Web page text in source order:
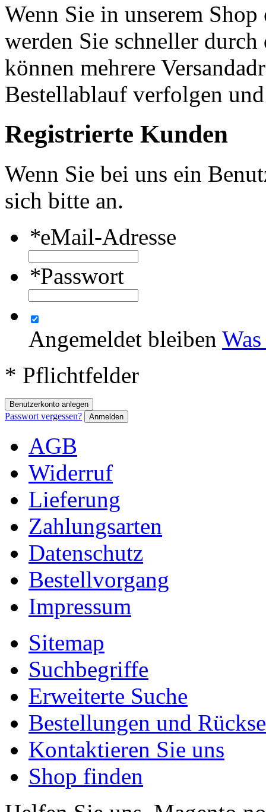
Wenn Sie in unserem
werden Sie schneller
können mehrere
Bestellablauf verfolgen
Registrierte Kunden
Wenn Sie bei uns ein
sich bitte an.
*eMail-Adresse
*Passwort
Angemeldet bleiben
* Pflichtfelder
Benutzerkonto anlegen
Passwort vergessen? Anmelden
AGB
Widerruf
Lieferung
Zahlungsarten
Datenschutz
Bestellvorgang
Impressum
Sitemap
Suchbegriffe
Erweiterte Suche
Bestellungen und
Kontaktieren Sie uns
Shop finden